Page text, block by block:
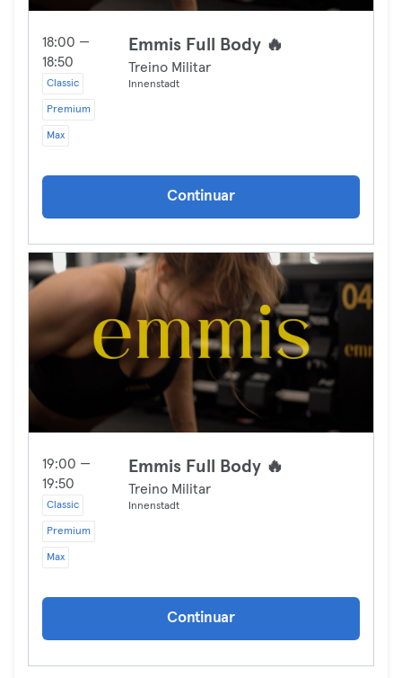
18:00 —
18:50
Classic
Premium
Max
Emmis Full Body 🔥
Treino Militar
Innenstadt
Continuar
19:00 —
19:50
Classic
Premium
Max
Emmis Full Body 🔥
Treino Militar
Innenstadt
Continuar